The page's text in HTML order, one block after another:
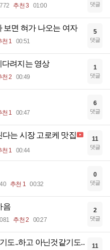
추천 3 01:00 댓글
보면 혀가 나오는 여자
천 1 00:51
5
댓글
다려지는 영상
천 2 00:49
1
댓글
천 1 00:47
6
댓글
는 시장 고로케 맛집
천 1 00:44
11
댓글
추천 1 00:32
0
댓글
음
추천 2 00:27
2
댓글
도..하고 아닌것같기도.. 11